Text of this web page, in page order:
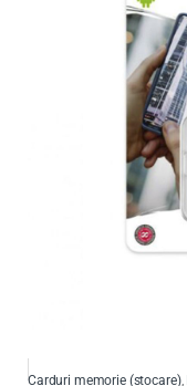
Carduri memorie (stocare),